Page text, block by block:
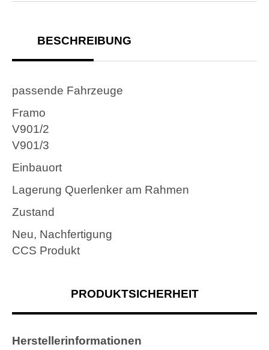
BESCHREIBUNG
passende Fahrzeuge
Framo
V901/2
V901/3
Einbauort
Lagerung Querlenker am Rahmen
Zustand
Neu, Nachfertigung
CCS Produkt
PRODUKTSICHERHEIT
Herstellerinformationen